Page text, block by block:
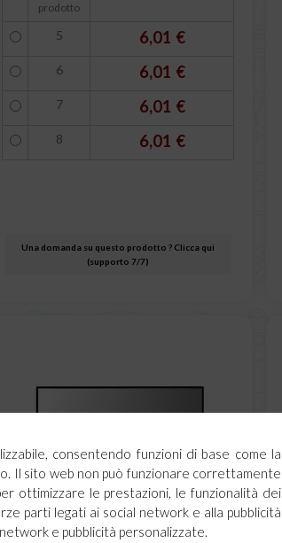
prodotto
5 6,01 €
6 6,01 €
7 6,01 €
8 6,01 €
Una domanda su questo prodotto ? Clicca qui
(supporto 7/7)
consentendo funzioni di base come la
Il sito web non può funzionare correttamente
ottimizzare le prestazioni, le funzionalità dei
parti legati ai social network e alla pubblicità
e pubblicità personalizzate.